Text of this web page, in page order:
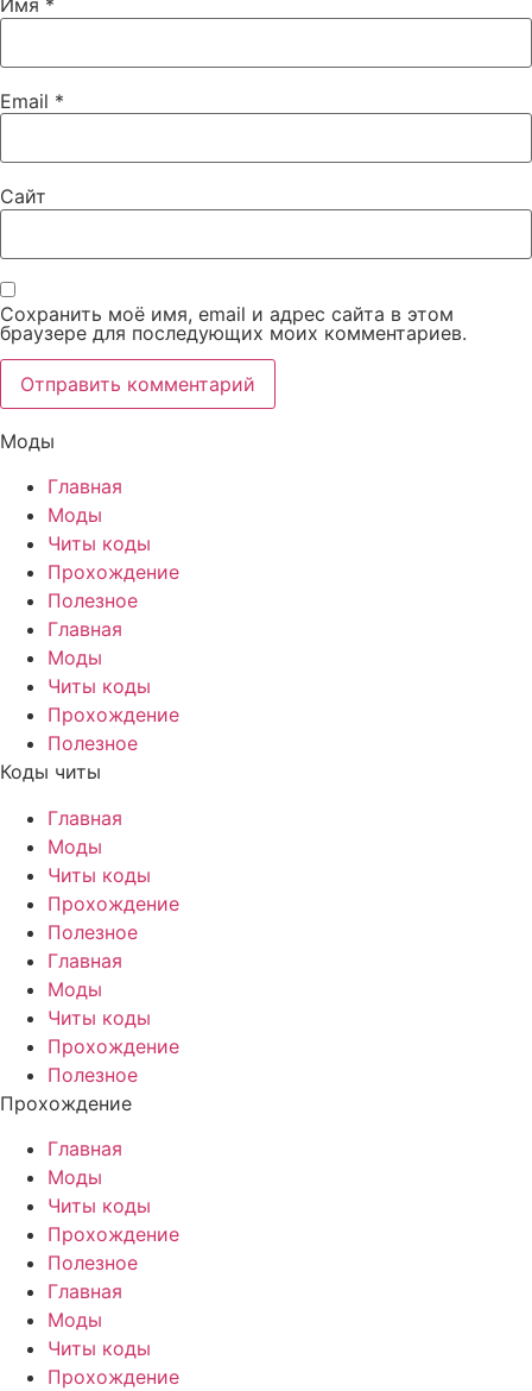
Имя *
Email *
Сайт
Сохранить моё имя, email и адрес сайта в этом
браузере для последующих моих комментариев.
Моды
Главная
Моды
Читы коды
Прохождение
Полезное
Главная
Моды
Читы коды
Прохождение
Полезное
Коды читы
Главная
Моды
Читы коды
Прохождение
Полезное
Главная
Моды
Читы коды
Прохождение
Полезное
Прохождение
Главная
Моды
Читы коды
Прохождение
Полезное
Главная
Моды
Читы коды
Прохождение